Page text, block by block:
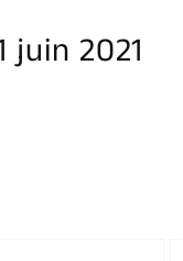
juin 2021